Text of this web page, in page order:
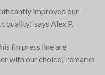
improved our
says Alex P.
fin press line are
with our choice,” remarks